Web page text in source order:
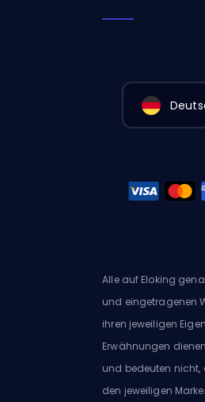
Alle auf Eloking
und eingetragenen
ihren jeweiligen
Erwähnungen
und bedeuten nicht,
den jeweiligen